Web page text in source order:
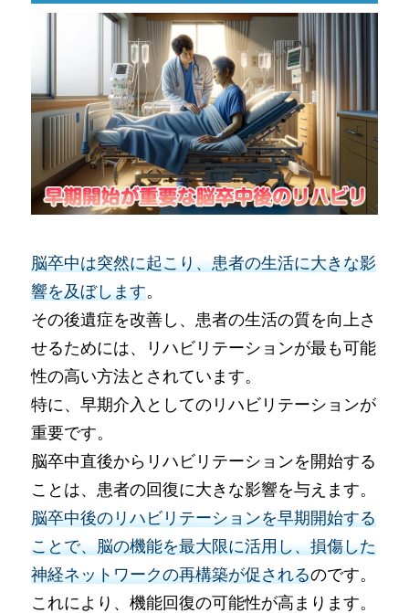
脳卒中は突然に起こり、患者の生活に大きな影
響を及ぼします。
その後遺症を改善し、患者の生活の質を向上さ
せるためには、リハビリテーションが最も可能
性の高い方法とされています。
特に、早期介入としてのリハビリテーションが
重要です。
脳卒中直後からリハビリテーションを開始する
ことは、患者の回復に大きな影響を与えます。
脳卒中後のリハビリテーションを早期開始する
ことで、脳の機能を最大限に活用し、損傷した
神経ネットワークの再構築が促されるのです。
これにより、機能回復の可能性が高まります。